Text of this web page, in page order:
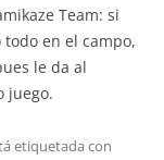
Team: si
en el campo,
le da al
juego.
etiquetada con